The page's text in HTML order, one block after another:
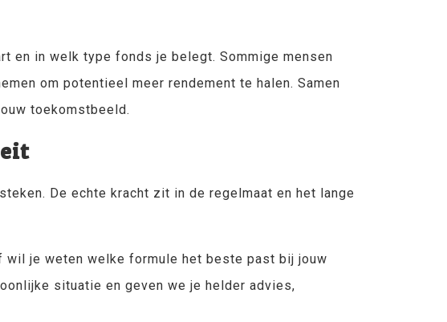
en in welk type fonds je belegt. Sommige mensen
om potentieel meer rendement te halen. Samen
toekomstbeeld.
De echte kracht zit in de regelmaat en het lange
wil je weten welke formule het beste past bij jouw
situatie en geven we je helder advies,